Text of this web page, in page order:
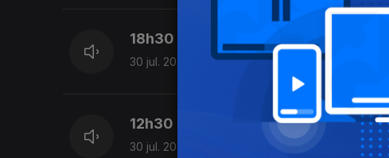
18h30 UEFA boicota competições da
30 jul. 2026
12h30 Ex-árbitro diz que Proença
30 jul. 2026